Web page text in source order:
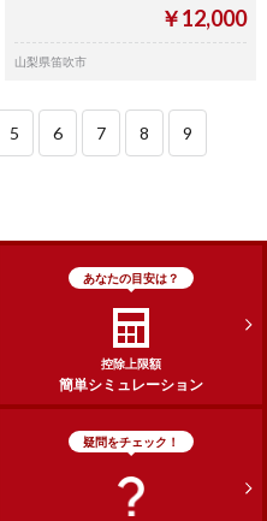
￥12,000
山梨県笛吹市
5 6 7 8 9
あなたの目安は？
控除上限額
簡単シミュレーション
疑問をチェック！